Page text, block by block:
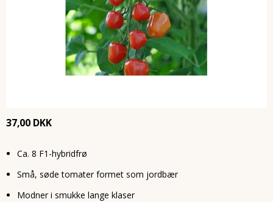
37,00 DKK
Ca. 8 F1-hybridfrø
Små, søde tomater formet som jordbær
Modner i smukke lange klaser